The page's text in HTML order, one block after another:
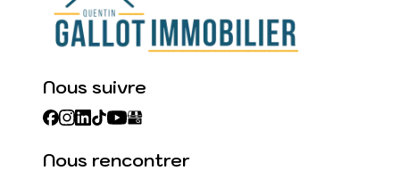
Nous suivre
Nous rencontrer